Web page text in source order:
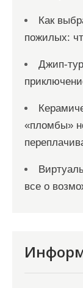
Как
пожилых:
Джип-
«пломбы»
все о